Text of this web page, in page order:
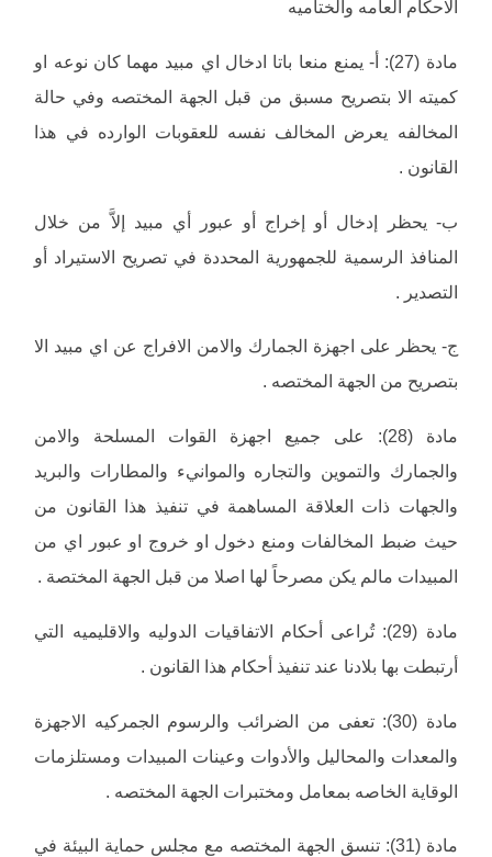
الاحكام العامه والختاميه
مادة (27): أ- يمنع منعا باتا ادخال اي مبيد مهما كان نوعه او
كميته الا بتصريح مسبق من قبل الجهة المختصه وفي حالة
المخالفه يعرض المخالف نفسه للعقوبات الوارده في هذا
القانون .
ب- يحظر إدخال أو إخراج أو عبور أي مبيد إلاَّ من خلال
المنافذ الرسمية للجمهورية المحددة في تصريح الاستيراد أو
التصدير .
ج- يحظر على اجهزة الجمارك والامن الافراج عن اي مبيد الا
بتصريح من الجهة المختصه .
مادة (28): على جميع اجهزة القوات المسلحة والامن
والجمارك والتموين والتجاره والموانيء والمطارات والبريد
والجهات ذات العلاقة المساهمة في تنفيذ هذا القانون من
حيث ضبط المخالفات ومنع دخول او خروج او عبور اي من
المبيدات مالم يكن مصرحاً لها اصلا من قبل الجهة المختصة .
مادة (29): تُراعى أحكام الاتفاقيات الدوليه والاقليميه التي
أرتبطت بها بلادنا عند تنفيذ أحكام هذا القانون .
مادة (30): تعفى من الضرائب والرسوم الجمركيه الاجهزة
والمعدات والمحاليل والأدوات وعينات المبيدات ومستلزمات
الوقاية الخاصه بمعامل ومختبرات الجهة المختصه .
مادة (31): تنسق الجهة المختصه مع مجلس حماية البيئة في